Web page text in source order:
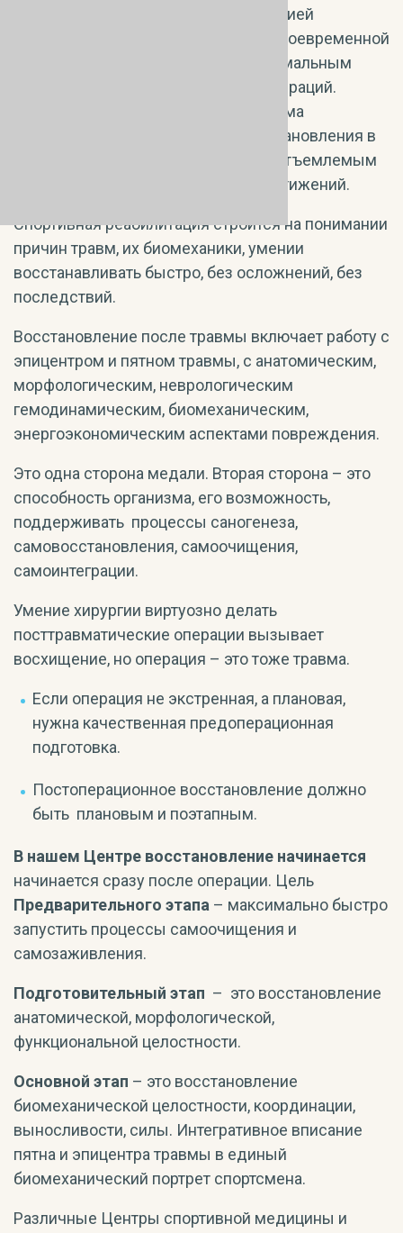
сопряжена с постоянной мобилизацией
внутреннего ресурса спортсмена, своевременной
профилактикой травматизма, максимальным
восстановлением после травм и операций.
Правильно организованная программа
медицинской реабилитации и восстановления в
спортивной медицине является неотъемлемым
условием высоких спортивных достижений.
Спортивная реабилитация строится на понимании
причин травм, их биомеханики, умении
восстанавливать быстро, без осложнений, без
последствий.
Восстановление после травмы включает работу с
эпицентром и пятном травмы, с анатомическим,
морфологическим, неврологическим
гемодинамическим, биомеханическим,
энергоэкономическим аспектами повреждения.
Это одна сторона медали. Вторая сторона – это
способность организма, его возможность,
поддерживать процессы саногенеза,
самовосстановления, самоочищения,
самоинтеграции.
Умение хирургии виртуозно делать
посттравматические операции вызывает
восхищение, но операция – это тоже травма.
Если операция не экстренная, а плановая,
нужна качественная предоперационная
подготовка.
Постоперационное восстановление должно
быть плановым и поэтапным.
В нашем Центре восстановление начинается
начинается сразу после операции. Цель
Предварительного этапа – максимально быстро
запустить процессы самоочищения и
самозаживления.
Подготовительный этап – это восстановление
анатомической, морфологической,
функциональной целостности.
Основной этап – это восстановление
биомеханической целостности, координации,
выносливости, силы. Интегративное вписание
пятна и эпицентра травмы в единый
биомеханический портрет спортсмена.
Различные Центры спортивной медицины и